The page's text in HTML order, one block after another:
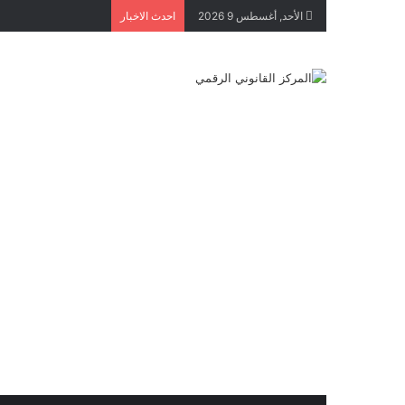
الأحد, أغسطس 9 2026 احدث الاخبار